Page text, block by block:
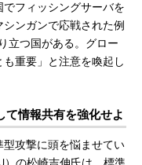
フィッシングサーバを
ンガンで応戦された例
立つ国がある。グロー
重要」と注意を喚起し
て情報共有を強化せよ
攻撃に頭を悩ませてい